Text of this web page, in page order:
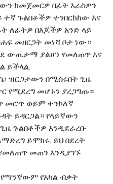
ከመጀመርዎ በፊት እራስዎን
ተኛ ጉልበቶችዎ ተንበርክከው እና
ለፊትዎ በእጆችዎ አንድ ላይ
መዘርጋት መነሻ ቦታ ነው።
ውጤታማ ያልሆነ የመለጠጥ እና
ይችላል.
ዝርጋታውን በሚሰሩበት ጊዜ
የሚደረግ መሆኑን ያረጋግጡ።
መሮጥ ወይም ተንኮለኛ
ይዳርጋል። የላይኛውን
ጉልበቶችዎ እንዲደራረቡ
ይሞክሩ. ይህ በደረት
መጠን እንዲያገኙ
የአካል ብቃት